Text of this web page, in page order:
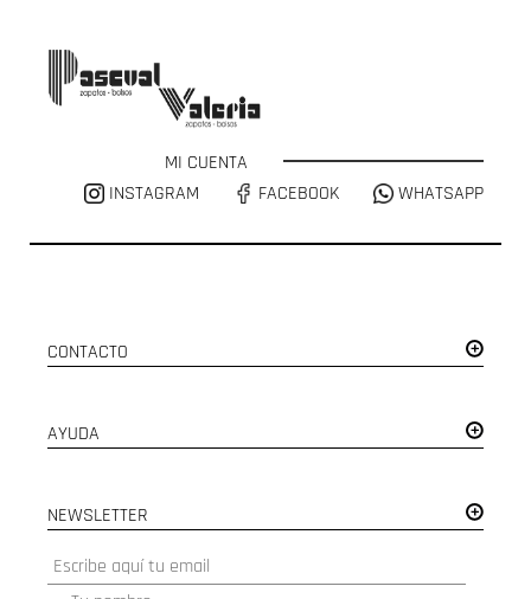
MI CUENTA
INSTAGRAM
FACEBOOK WHATSAPP
CONTACTO
AYUDA
NEWSLETTER